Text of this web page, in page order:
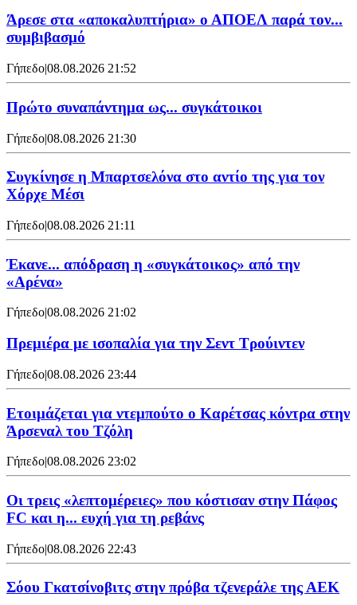
Άρεσε στα «αποκαλυπτήρια» ο ΑΠΟΕΛ παρά τον...
συμβιβασμό
Γήπεδο|08.08.2026 21:52
Πρώτο συναπάντημα ως... συγκάτοικοι
Γήπεδο|08.08.2026 21:30
Συγκίνησε η Μπαρτσελόνα στο αντίο της για τον
Χόρχε Μέσι
Γήπεδο|08.08.2026 21:11
Έκανε... απόδραση η «συγκάτοικος» από την
«Αρένα»
Γήπεδο|08.08.2026 21:02
Πρεμιέρα με ισοπαλία για την Σεντ Τρούιντεν
Γήπεδο|08.08.2026 23:44
Ετοιμάζεται για ντεμπούτο ο Καρέτσας κόντρα στην
Άρσεναλ του Τζόλη
Γήπεδο|08.08.2026 23:02
Οι τρεις «λεπτομέρειες» που κόστισαν στην Πάφος
FC και η... ευχή για τη ρεβάνς
Γήπεδο|08.08.2026 22:43
Σόου Γκατσίνοβιτς στην πρόβα τζενεράλε της ΑΕΚ